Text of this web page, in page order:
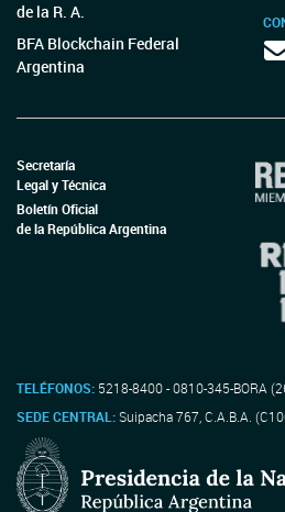
de la R. A.
BFA Blockchain Federal
Argentina
Secretaría
Legal y Técnica
Boletín Oficial
de la República Argentina
TELÉFONOS: 5218-8400 - 0810-345-BORA
SEDE CENTRAL:Suipacha 767, C.A.B.A.